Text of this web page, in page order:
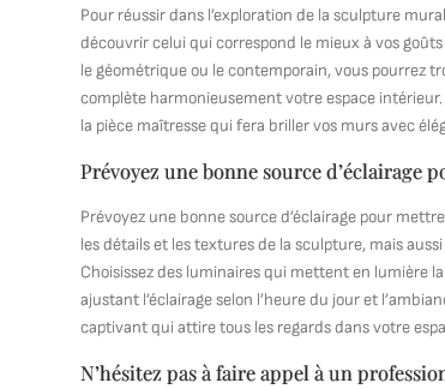
Pour réussir dans l’exploration de la sculpture
découvrir celui qui correspond le mieux à vos
le géométrique ou le contemporain, vous pourrez
complète harmonieusement votre espace
la pièce maîtresse qui fera briller vos murs avec
Prévoyez une bonne source
Prévoyez une bonne source d’éclairage pour
les détails et les textures de la sculpture, mais
Choisissez des luminaires qui mettent en lumière
ajustant l’éclairage selon l’heure du jour et
captivant qui attire tous les regards dans votre
N’hésitez pas à faire appel à un